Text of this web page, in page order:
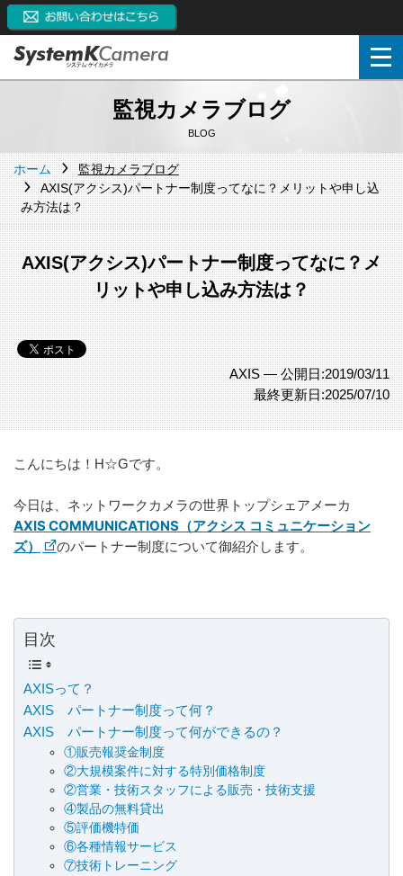
監視カメラブログ
BLOG
ホーム
監視カメラブログ
AXIS(アクシス)パートナー制度ってなに？メリットや申し込
み方法は？
AXIS(アクシス)パートナー制度ってなに？メ
リットや申し込み方法は？
AXIS —公開日:2019/03/11
最終更新日:2025/07/10
こんにちは！H☆Gです。
今日は、ネットワークカメラの世界トップシェアメーカ
AXIS COMMUNICATIONS（アクシス コミュニケーション
ズ）
のパートナー制度について御紹介します。
目次
AXISって？
AXIS パートナー制度って何？
AXIS パートナー制度って何ができるの？
①販売報奨金制度
②大規模案件に対する特別価格制度
②営業・技術スタッフによる販売・技術支援
④製品の無料貸出
⑤評価機特価
⑥各種情報サービス
⑦技術トレーニング